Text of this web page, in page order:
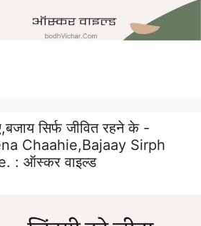
सिर्फ जीवित रहने के -
Chaahie,bajaay Sirph
: ऑस्कर वाइल्ड